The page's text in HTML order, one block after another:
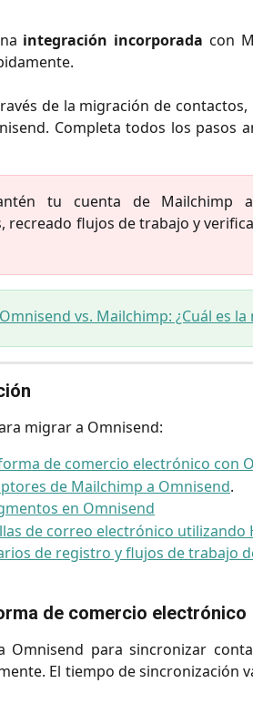
integración incorporada con
de la migración de
Completa todos los pasos
tu cuenta de Mailchimp
recreado flujos de trabajo y
vs. Mailchimp: ¿Cuál es
migrar a Omnisend:
de comercio electrónico con
de Mailchimp a Omnisend.
en Omnisend
de correo electrónico utilizando
de registro y flujos de trabajo
de comercio electrónico
Omnisend para sincronizar
El tiempo de sincronización